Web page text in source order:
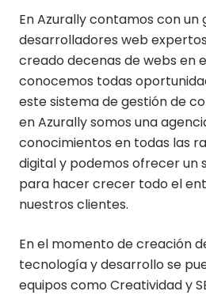
En Azurally contamos con un
desarrolladores web
creado decenas de webs en
conocemos todas
este sistema de gestión de
en Azurally somos una
conocimientos en todas las
digital y podemos ofrecer un
para hacer crecer todo el
nuestros clientes.
En el momento de creación
tecnología y desarrollo se
equipos como Creatividad y